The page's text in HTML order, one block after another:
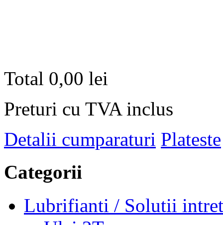
Total 0,00 lei
Preturi cu TVA inclus
Detalii cumparaturi Plateste
Categorii
Lubrifianti / Solutii